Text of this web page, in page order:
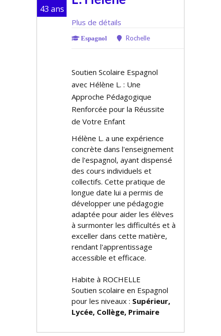
43 ans
Plus de détails
Espagnol Rochelle
Soutien Scolaire Espagnol
avec Hélène L. : Une
Approche Pédagogique
Renforcée pour la Réussite
de Votre Enfant
Hélène L. a une expérience
concrète dans l'enseignement
de l'espagnol, ayant dispensé
des cours individuels et
collectifs. Cette pratique de
longue date lui a permis de
développer une pédagogie
adaptée pour aider les élèves
à surmonter les difficultés et à
exceller dans cette matière,
rendant l'apprentissage
accessible et efficace.
Habite à ROCHELLE
Soutien scolaire en Espagnol
pour les niveaux : Supérieur,
Lycée, Collège, Primaire